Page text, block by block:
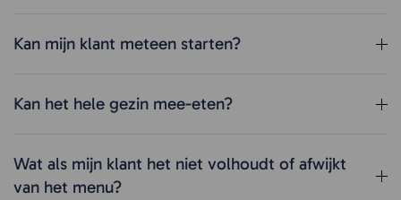
Kan mijn klant meteen starten?
Kan het hele gezin mee-eten?
Wat als mijn klant het niet volhoudt of afwijkt
van het menu?